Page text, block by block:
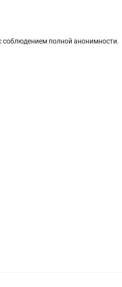
полной анонимности.